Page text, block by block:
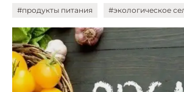
#продукты питания #экологическое